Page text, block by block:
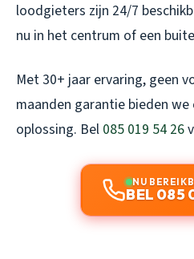
loodgieters zijn 24/7
nu in het centrum of een
Met 30+ jaar ervaring, geen
maanden garantie bieden
oplossing. Bel 085 019 54 26
NU
BEL 085